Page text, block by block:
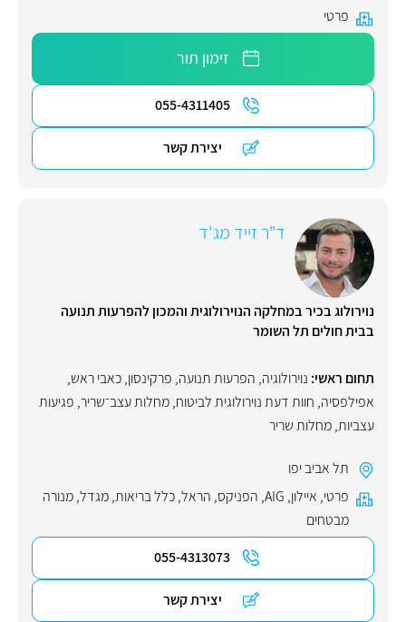
פרטי
זימון תור
055-4311405
יצירת קשר
ד"ר זייד מג'ד
נוירולוג בכיר במחלקה הנוירולוגית והמכון להפרעות תנועה
בבית חולים תל השומר
תחום ראשי: נוירולוגיה, הפרעות תנועה, פרקינסון,כאבי ראש,
אפילפסיה, חוות דעת נוירולוגית לביטוח,מחלות עצב־שריר, פגיעות
עצביות,מחלות שריר
תל אביב יפו
פרטי, איילון,
AIG
, הפניקס, הראל,כלל בריאות,מגדל,מנורה
מבטחים
055-4313073
יצירת קשר